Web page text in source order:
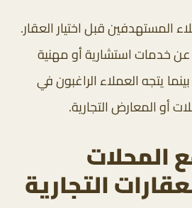
المستهدفين قبل اختيار العقار.
عن خدمات استشارية أو مهنية
يتجه العملاء الراغبون في
أو المعارض التجارية.
المحلات
التجارية